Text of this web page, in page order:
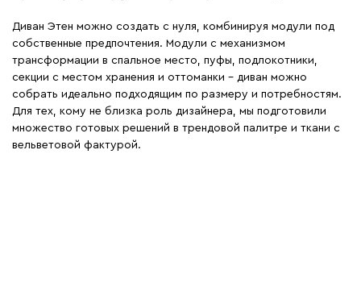
Диван Этен можно создать с нуля, комбинируя модули под
собственные предпочтения. Модули с механизмом
трансформации в спальное место, пуфы, подлокотники,
секции с местом хранения и оттоманки – диван можно
собрать идеально подходящим по размеру и потребностям.
Для тех, кому не близка роль дизайнера, мы подготовили
множество готовых решений в трендовой палитре и ткани с
вельветовой фактурой.